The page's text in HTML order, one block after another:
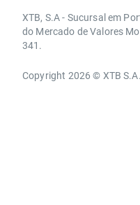
XTB, S.A - Sucursal em
do Mercado de Valores
341.
Copyright 2026 © XTB S.A.